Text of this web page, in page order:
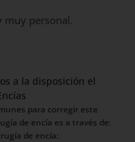
muy personal.
a la disposición el
para corregir este
de encía es a través de:
de encía: